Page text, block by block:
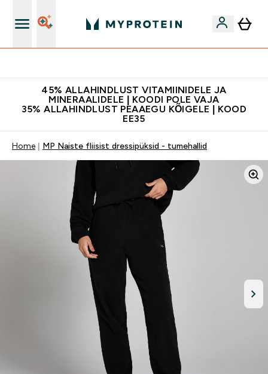
45% ALLAHINDLUST VITAMIINIDELE JA
MINERAALIDELE | KOODI POLE VAJA
35% ALLAHINDLUST PEAAEGU KÕIGELE | KOOD
EE35
Home MP Naiste fliisist dressipüksid - tumehallid